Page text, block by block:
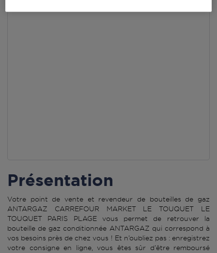
Présentation
Votre point de vente et revendeur de bouteilles de gaz
ANTARGAZ CARREFOUR MARKET LE TOUQUET LE
TOUQUET PARIS PLAGE vous permet de retrouver la
bouteille de gaz conditionnée ANTARGAZ qui correspond à
vos besoins près de chez vous ! Et n’oubliez pas : enregistrez
votre consigne en ligne, vous êtes sûr d’être remboursé